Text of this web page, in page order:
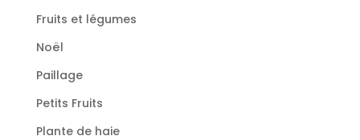
Fruits et légumes
Noël
Paillage
Petits Fruits
Plante de haie